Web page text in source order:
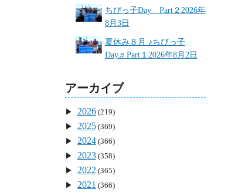
ちびっ子Day Part２ 2026年
8月3日
夏休み８月 ♪ちびっ子
Day♬Part１ 2026年8月2日
アーカイブ
2026(219)
2025(369)
2024(366)
2023(358)
2022(365)
2021 (366)